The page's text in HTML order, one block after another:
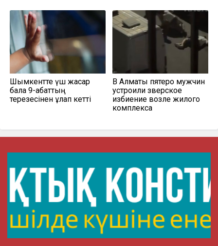
Шымкентте үш жасар
бала 9-қабаттың
терезесінен құлап кетті
В Алматы пятеро мужчин
устроили зверское
избиение возле жилого
комплекса